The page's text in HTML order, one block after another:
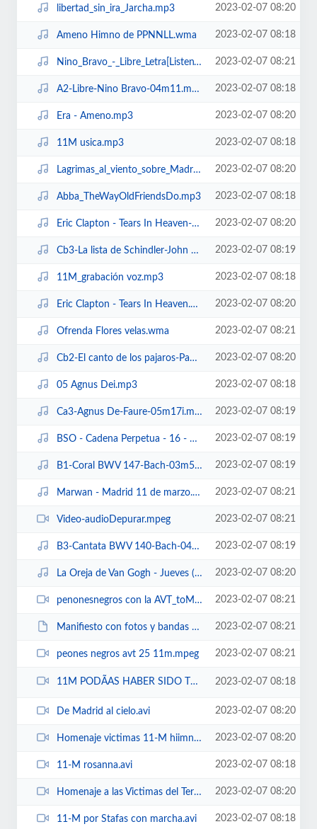
libertad_sin_ira_Jarcha.mp3 2023-02-07 08:20
Ameno Himno de PPNNLL.wma 2023-02-07 08:18
Nino_Bravo_-_Libre_Letra[ListenVid.com].mp3 2023-02-07 08:21
A2-Libre-Nino Bravo-04m11.mp3 2023-02-07 08:18
Era - Ameno.mp3 2023-02-07 08:20
11M usica.mp3 2023-02-07 08:18
Lagrimas_al_viento_sobre_Madrid.mp3 2023-02-07 08:20
Abba_TheWayOldFriendsDo.mp3 2023-02-07 08:18
Eric Clapton - Tears In Heaven-cortado.mp3 2023-02-07 08:20
Cb3-La lista de Schindler-John Willians-04m12.mp3 2023-02-07 08:19
11M_grabación voz.mp3 2023-02-07 08:18
Eric Clapton - Tears In Heaven.mp3 2023-02-07 08:20
Ofrenda Flores velas.wma 2023-02-07 08:21
Cb2-El canto de los pajaros-Pau Casals-03m13.mp3 2023-02-07 08:20
05 Agnus Dei.mp3 2023-02-07 08:18
Ca3-Agnus De-Faure-05m17i.mp3 2023-02-07 08:19
BSO - Cadena Perpetua - 16 - The Marriage of Figaro.mp3 2023-02-07 08:19
B1-Coral BWV 147-Bach-03m56.mp3 2023-02-07 08:19
Marwan - Madrid 11 de marzo.mp3 2023-02-07 08:21
Video-audioDepurar.mpeg 2023-02-07 08:21
B3-Cantata BWV 140-Bach-04m54.mp3 2023-02-07 08:19
La Oreja de Van Gogh - Jueves (11 de Marzo).mp3 2023-02-07 08:20
penonesnegros con la AVT_toMPEG2.mpeg 2023-02-07 08:21
Manifiesto con fotos y bandas 2.mov 2023-02-07 08:21
peones negros avt 25 11m.mpeg 2023-02-07 08:21
11M PODÃAS HABER SIDO TU VÃCTIMA DEL HORROR.avi 2023-02-07 08:18
De Madrid al cielo.avi 2023-02-07 08:20
Homenaje victimas 11-M hiimno AVT.avi 2023-02-07 08:20
11-M rosanna.avi 2023-02-07 08:18
Homenaje a las Victimas del Terrorismo campanadas.avi 2023-02-07 08:20
11-M por Stafas con marcha.avi 2023-02-07 08:18